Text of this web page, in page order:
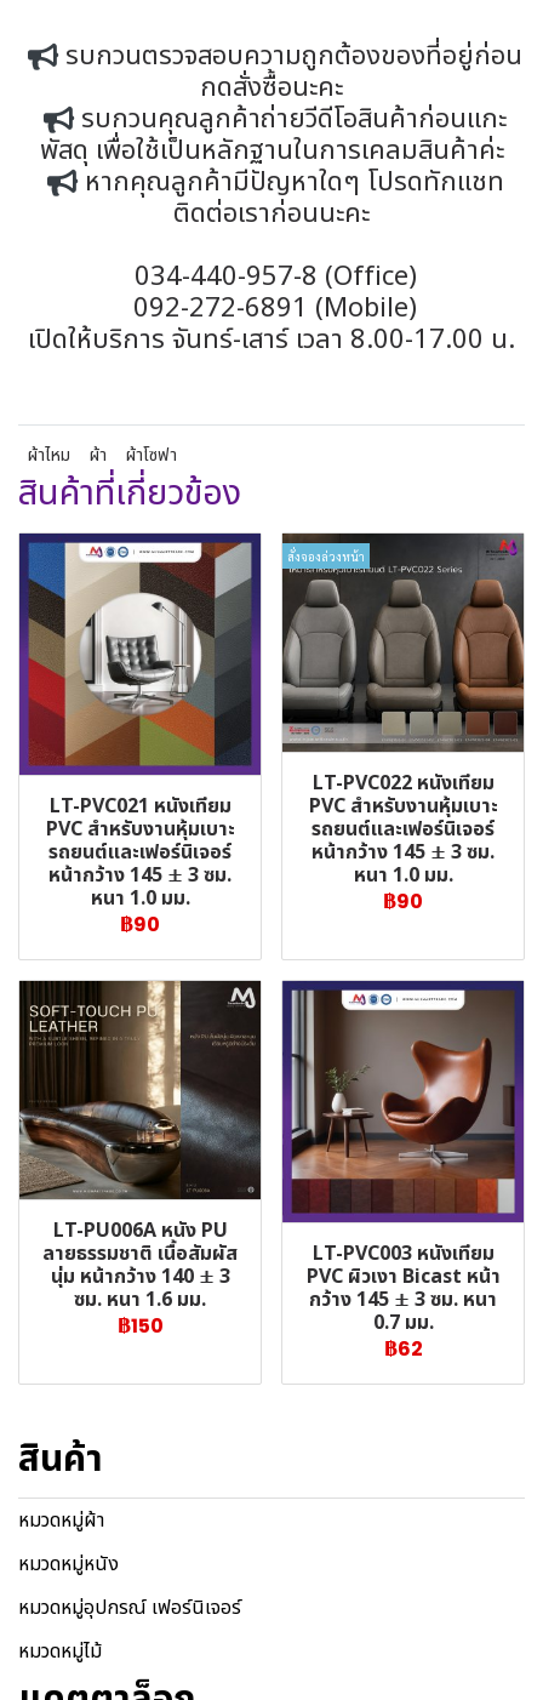
รบกวนตรวจสอบความถูกต้องของที่อยู่ก่อน
กดสั่งซื้อนะคะ
รบกวนคุณลูกค้าถ่ายวีดีโอสินค้าก่อนแกะ
พัสดุ เพื่อใช้เป็นหลักฐานในการเคลมสินค้าค่ะ
หากคุณลูกค้ามีปัญหาใดๆ โปรดทักแชท
ติดต่อเราก่อนนะคะ
034-440-957-8 (Office)
092-272-6891 (Mobile)
เปิดให้บริการ จันทร์-เสาร์ เวลา 8.00-17.00 น.
ผ้าไหม ผ้า ผ้าโซฟา
สินค้าที่เกี่ยวข้อง
LT-PVC021 หนังเทียม
PVC สำหรับงานหุ้มเบาะ
รถยนต์และเฟอร์นิเจอร์
หน้ากว้าง 145 ± 3 ซม.
หนา 1.0 มม.
฿90
สั่งจองล่วงหน้า
LT-PVC022 หนังเทียม
PVC สำหรับงานหุ้มเบาะ
รถยนต์และเฟอร์นิเจอร์
หน้ากว้าง 145 ± 3 ซม.
หนา 1.0 มม.
฿90
LT-PU006A หนัง PU
ลายธรรมชาติ เนื้อสัมผัส
นุ่ม หน้ากว้าง 140 ± 3
ซม. หนา 1.6 มม.
฿150
LT-PVC003 หนังเทียม
PVC ผิวเงา Bicast หน้า
กว้าง 145 ± 3 ซม. หนา
0.7 มม.
฿62
สินค้า
หมวดหมู่ผ้า
หมวดหมู่หนัง
หมวดหมู่อุปกรณ์ เฟอร์นิเจอร์
หมวดหมู่ไม้